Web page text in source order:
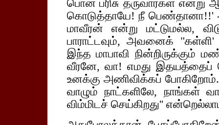
பொன் பரிசு தருவார்கள் என்று
கொடுத்தாயே! நீ
மாவீரன் என்று மட்டுமல்ல,
பாராட்டவும், அவனைக் "கள்ளி'
இந்த மாபாவி நின்றிருக்கும்
வீரனே, வா! எமது இதயத்தைப்
உனக்கு அணிவிக்கப்
வாழும் நாட்களிலே, நாங்கள்
விம்மிடச் செய்கிறது''